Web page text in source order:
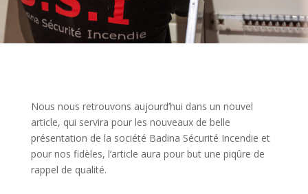
Nous nous retrouvons aujourd’hui dans un nouvel
article, qui servira pour les nouveaux de belle
présentation de la société Badina Sécurité Incendie et
pour nos fidèles, l’article aura pour but une piqûre de
rappel de qualité.